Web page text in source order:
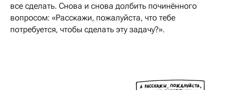
все сделать. Снова и снова долбить починённого
вопросом: «Расскажи, пожалуйста, что тебе
потребуется, чтобы сделать эту задачу?».